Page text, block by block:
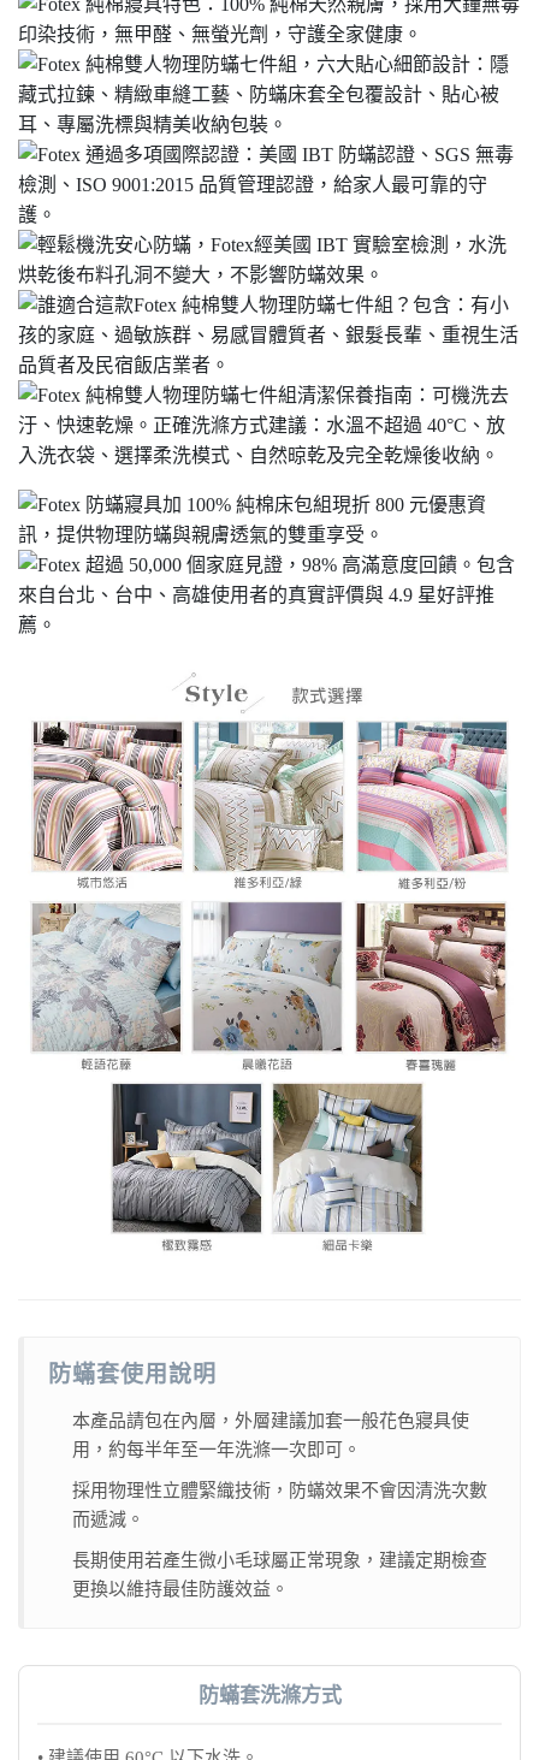
防蟎套使用說明
本產品請包在內層，外層建議加套一般花色寢具使
用，約每半年至一年洗滌一次即可。
採用物理性立體緊織技術，防蟎效果不會因清洗次數
而遞減。
長期使用若產生微小毛球屬正常現象，建議定期檢查
更換以維持最佳防護效益。
防蟎套洗滌方式